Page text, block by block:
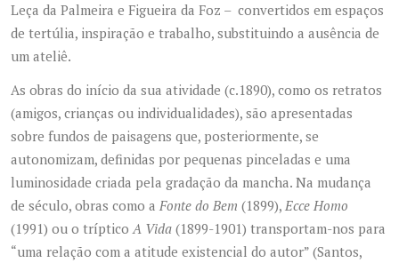
Leça da Palmeira e Figueira da Foz – convertidos em espaços
de tertúlia, inspiração e trabalho, substituindo a ausência de
um ateliê.
As obras do início da sua atividade (c.1890), como os retratos
(amigos, crianças ou individualidades), são apresentadas
sobre fundos de paisagens que, posteriormente, se
autonomizam, definidas por pequenas pinceladas e uma
luminosidade criada pela gradação da mancha. Na mudança
de século, obras como a Fonte do Bem (1899), Ecce Homo
(1991) ou o trípticoA Vida (1899-1901) transportam-nos para
“uma relação com a atitude existencial do autor” (Santos,